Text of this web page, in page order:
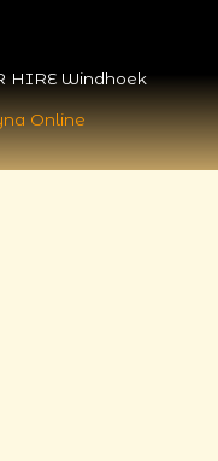
HIRE Windhoek
Online